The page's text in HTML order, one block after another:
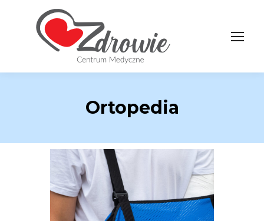
Ortopedia
REJESTRACJA